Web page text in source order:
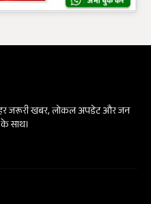
जरूरी खबर, लोकल अपडेट और जन
साथ।